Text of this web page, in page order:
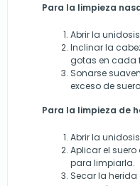
Para la limpieza
Abrir la
Inclinar la
gotas en cada
Sonarse
exceso de
Para la limpieza de
Abrir la
Aplicar el
para limpiarla.
Secar la